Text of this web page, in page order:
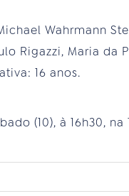
Wahrmann
Rigazzi, Maria da
16 anos.
(10), à 16h30, na